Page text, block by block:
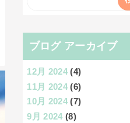
ブログ アーカイブ
12月 2024 (4)
11月 2024 (6)
10月 2024 (7)
9月 2024 (8)